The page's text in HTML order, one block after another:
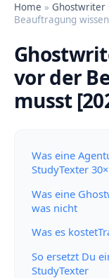
Home » Ghostwriter
Beauftragung
vor der
musst
Was eine
StudyTexter
Was eine
was nicht
Was es
So ersetzt Du
StudyTexter